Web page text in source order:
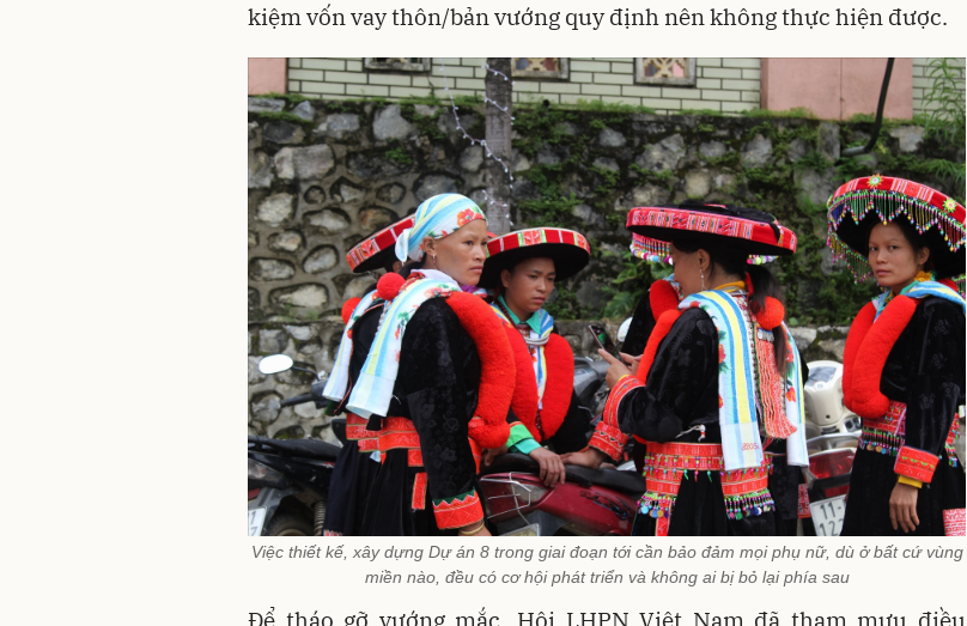
kiệm vốn vay thôn/bản vướng quy định nên không thực hiện được.
Việc thiết kế, xây dựng Dự án 8 trong giai đoạn tới cần bảo đảm mọi phụ nữ, dù ở bất cứ vùng
miền nào, đều có cơ hội phát triển và không ai bị bỏ lại phía sau
Để tháo gỡ vướng mắc, Hội LHPN Việt Nam đã tham mưu điều